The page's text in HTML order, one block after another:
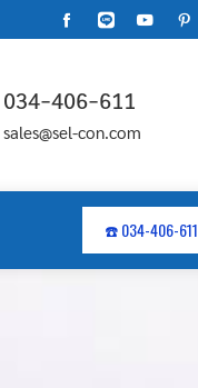
034-406-611
sales@sel-con.com
☎️ 034-406-611